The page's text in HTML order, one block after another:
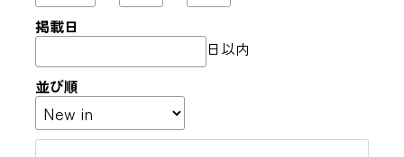
掲載日
日以内
並び順